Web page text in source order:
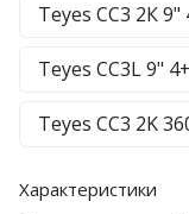
Teyes CC3 2К 9"
Teyes CC3L 9"
Teyes CC3 2K
Характеристики